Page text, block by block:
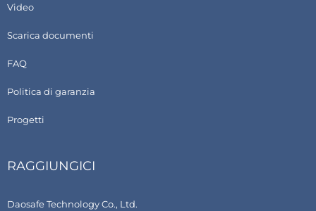
Video
Scarica documenti
FAQ
Politica di garanzia
Progetti
RAGGIUNGICI
Daosafe Technology Co., Ltd.